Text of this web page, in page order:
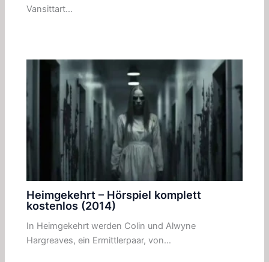
Vansittart…
Heimgekehrt – Hörspiel komplett
kostenlos (2014)
In Heimgekehrt werden Colin und Alwyne
Hargreaves, ein Ermittlerpaar, von…